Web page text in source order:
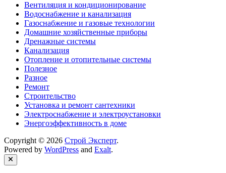
Вентиляция и кондиционирование
Водоснабжение и канализация
Газоснабжение и газовые технологии
Домашние хозяйственные приборы
Дренажные системы
Канализация
Отопление и отопительные системы
Полезное
Разное
Ремонт
Строительство
Установка и ремонт сантехники
Электроснабжение и электроустановки
Энергоэффективность в доме
Copyright © 2026 Строй Эксперт.
Powered by WordPress and Exalt.
Close